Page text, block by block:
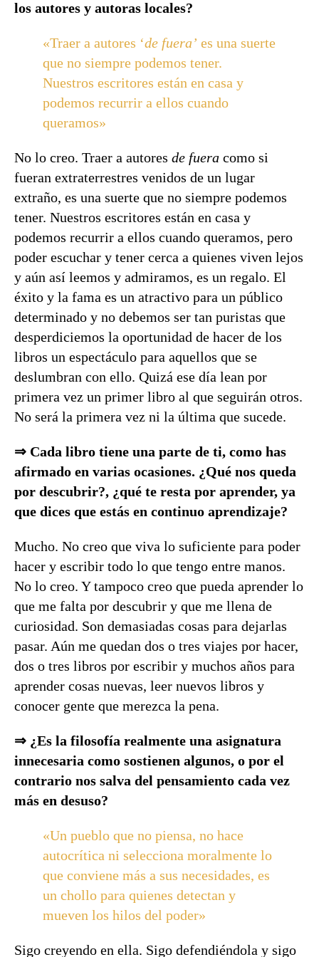
los autores y autoras locales?
«Traer a autores ‘de fuera’ es una suerte
que no siempre podemos tener.
Nuestros escritores están en casa y
podemos recurrir a ellos cuando
queramos»
No lo creo. Traer a autores de fuera como si
fueran extraterrestres venidos de un lugar
extraño, es una suerte que no siempre podemos
tener. Nuestros escritores están en casa y
podemos recurrir a ellos cuando queramos, pero
poder escuchar y tener cerca a quienes viven lejos
y aún así leemos y admiramos, es un regalo. El
éxito y la fama es un atractivo para un público
determinado y no debemos ser tan puristas que
desperdiciemos la oportunidad de hacer de los
libros un espectáculo para aquellos que se
deslumbran con ello. Quizá ese día lean por
primera vez un primer libro al que seguirán otros.
No será la primera vez ni la última que sucede.
⇒ Cada libro tiene una parte de ti, como has
afirmado en varias ocasiones. ¿Qué nos queda
por descubrir?, ¿qué te resta por aprender, ya
que dices que estás en continuo aprendizaje?
Mucho. No creo que viva lo suficiente para poder
hacer y escribir todo lo que tengo entre manos.
No lo creo. Y tampoco creo que pueda aprender lo
que me falta por descubrir y que me llena de
curiosidad. Son demasiadas cosas para dejarlas
pasar. Aún me quedan dos o tres viajes por hacer,
dos o tres libros por escribir y muchos años para
aprender cosas nuevas, leer nuevos libros y
conocer gente que merezca la pena.
⇒ ¿Es la filosofía realmente una asignatura
innecesaria como sostienen algunos, o por el
contrario nos salva del pensamiento cada vez
más en desuso?
«Un pueblo que no piensa, no hace
autocrítica ni selecciona moralmente lo
que conviene más a sus necesidades, es
un chollo para quienes detectan y
mueven los hilos del poder»
Sigo creyendo en ella. Sigo defendiéndola y sigo